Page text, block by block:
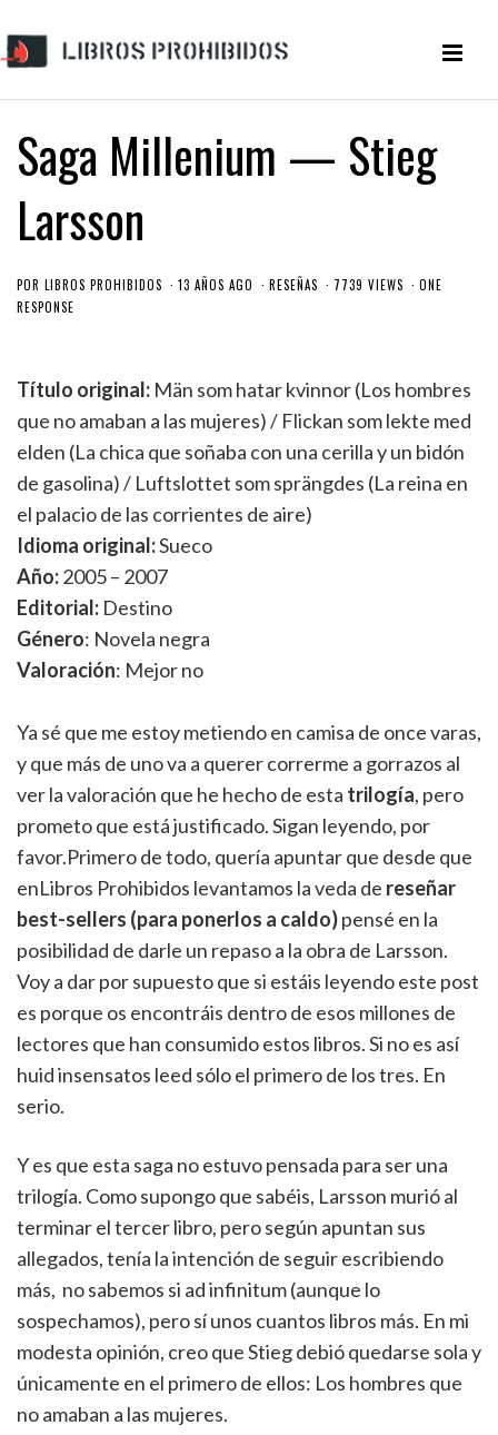
Saga Millenium — Stieg
Larsson
POR LIBROS PROHIBIDOS 13 AÑOS AGO RESEÑAS 7739 VIEWS
ONE
RESPONSE
Título original: Män som hatar kvinnor (Los hombres
que no amaban a las mujeres) / Flickan som lekte med
elden (La chica que soñaba con una cerilla y un bidón
de gasolina) / Luftslottet som sprängdes (La reina en
el palacio de las corrientes de aire)
Idioma original:Sueco
Año:2005 – 2007
Editorial: Destino
Género: Novela negra
Valoración: Mejor no
Ya sé que me estoy metiendo en camisa de once varas,
y que más de uno va a querer correrme a gorrazos al
ver la valoración que he hecho de esta trilogía, pero
prometo que está justificado. Sigan leyendo, por
favor.Primero de todo, quería apuntar que desde que
enLibros Prohibidos levantamos la veda de reseñar
best-sellers (para ponerlos a caldo)pensé en la
posibilidad de darle un repaso a la obra de Larsson.
Voy a dar por supuesto que si estáis leyendo este post
es porque os encontráis dentro de esos millones de
lectores que han consumido estos libros. Si no es así
huid insensatos leed sólo el primero de los tres. En
serio.
Y es que esta saga no estuvo pensada para ser una
trilogía. Como supongo que sabéis, Larsson murió al
terminar el tercer libro, pero según apuntan sus
allegados, tenía la intención de seguir escribiendo
más, no sabemos si ad infinitum (aunque lo
sospechamos), pero sí unos cuantos libros más. En mi
modesta opinión, creo que Stieg debió quedarse sola y
únicamente en el primero de ellos: Los hombres que
no amaban a las mujeres.